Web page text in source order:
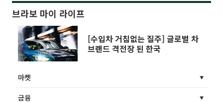
브라보 마이 라이프
[수입차 거침없는 질주] 글로벌 차
브랜드 격전장 된 한국
마켓
금융